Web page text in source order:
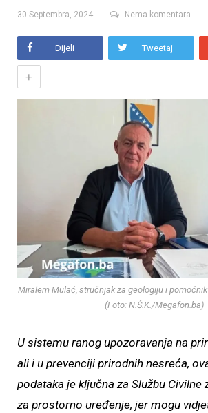
30 Septembra, 2024 Nema komentara
Dijeli Tweetaj
+
Miralem Mulać, stručnjak za geologiju i
(Foto: N.Š.K./Megafon.ba)
U sistemu ranog upozoravanja na
ali i u prevenciji prirodnih nesreća,
podataka je ključna za Službu Civilne
za prostorno uređenje, jer mogu